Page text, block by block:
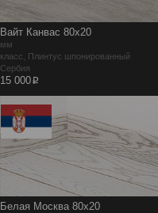
Вайт Канвас 80х20
мм
класс, Плинтус шпонированный
Сербия
15 000p
Белая Москва 80х20